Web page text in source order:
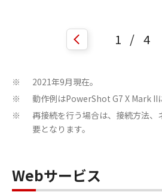
1 / 4
※ 2021年9月現在。
※ 動作例はPowerShot G7 X Mark II
※
再接続を行う場合は、接続方法、
要となります。
Webサービス